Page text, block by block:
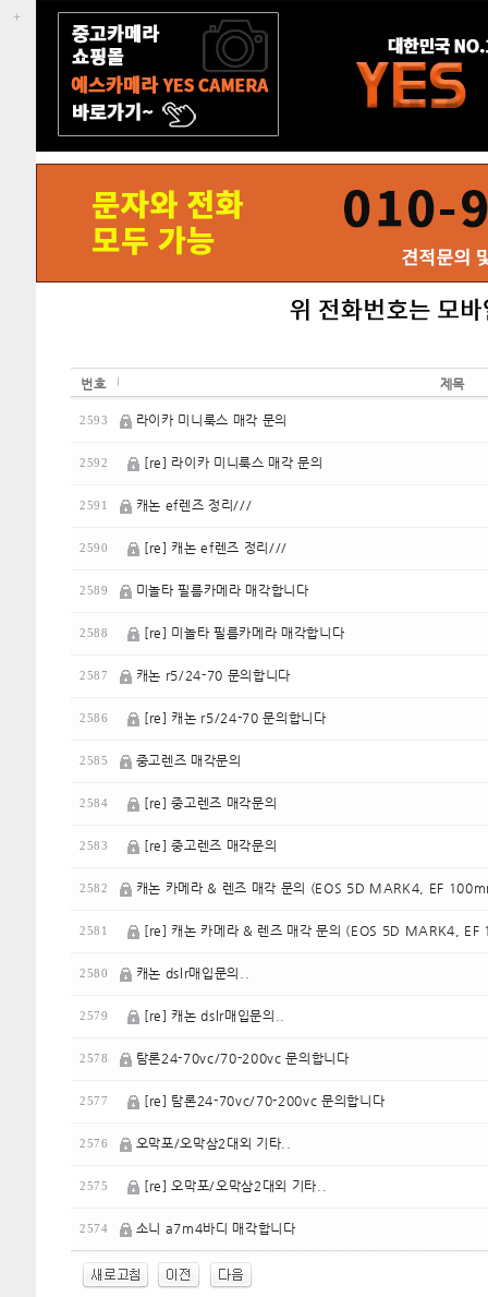
번호 제목
2593 라이카 미니룩스 매각 문의
2592 [re] 라이카 미니룩스 매각 문의
2591 캐논 ef렌즈 정리///
2590 [re] 캐논 ef렌즈 정리///
2589 미놀타 필름카메라 매각합니다
2588 [re] 미놀타 필름카메라 매각합니다
2587 캐논 r5/24-70 문의합니다
2586 [re] 캐논 r5/24-70 문의합니다
2585 중고렌즈 매각문의
2584 [re] 중고렌즈 매각문의
2583 [re] 중고렌즈 매각문의
2582 캐논 카메라 & 렌즈 매각 문의 (EOS 5D MARK4, EF
2581 [re] 캐논 카메라 & 렌즈 매각 문의 (EOS 5D MARK4,
2580 캐논 dslr매입문의..
2579 [re] 캐논 dslr매입문의..
2578 탐론24-70vc/70-200vc 문의합니다
2577 [re] 탐론24-70vc/70-200vc 문의합니다
2576 오막포/오막삼2대외 기타..
2575 [re] 오막포/오막삼2대외 기타..
2574 소니 a7m4바디 매각합니다